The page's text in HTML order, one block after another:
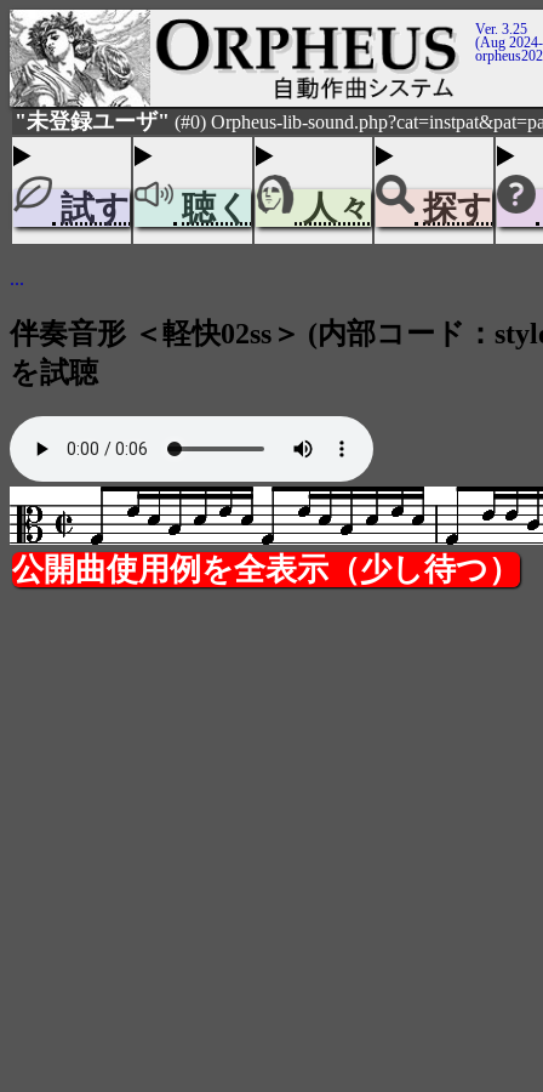
Ver. 3.25
(Aug
"未登録ユーザ" (#0) Orpheus-lib-
試す 聴く 人々 探す
...
伴奏音形 ＜軽快02ss＞ (内部コード：
を試聴
公開曲使用例を全表示（少し待つ）